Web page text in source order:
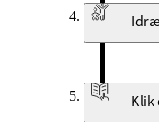
Klik